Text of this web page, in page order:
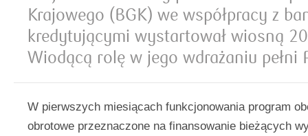
Krajowego (BGK) we współpracy z
kredytującymi wystartował wiosną
Wiodącą rolę w jego wdrażaniu pełni
W pierwszych miesiącach funkcjonowania program
obrotowe przeznaczone na finansowanie bieżących